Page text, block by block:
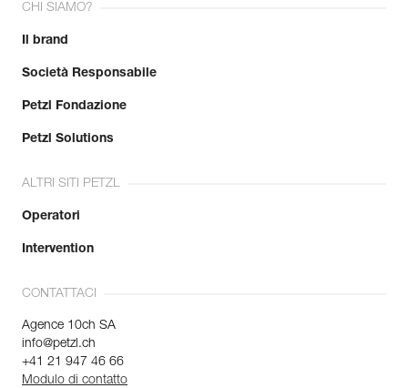
CHI SIAMO?
Il brand
Società Responsabile
Petzl Fondazione
Petzl Solutions
ALTRI SITI PETZL
Operatori
Intervention
CONTATTACI
Agence 10ch SA
info@petzl.ch
+41 21 947 46 66
Modulo di contatto